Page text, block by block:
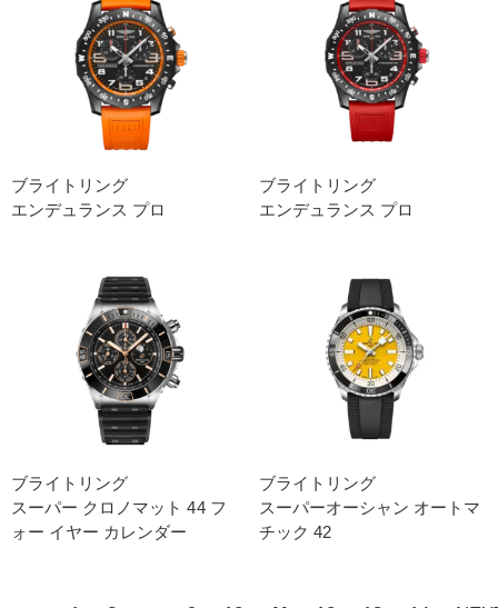
ブライトリング
エンデュランス プロ
ブライトリング
エンデュランス プロ
ブライトリング
スーパー クロノマット 44 フ
ォー イヤー カレンダー
ブライトリング
スーパーオーシャン オートマ
チック 42